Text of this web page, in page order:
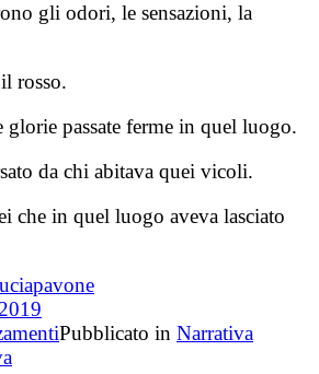
gli odori, le sensazioni, la
rosso.
passate ferme in quel luogo.
da chi abitava quei vicoli.
che in quel luogo aveva lasciato
Pubblicato in Narrativa